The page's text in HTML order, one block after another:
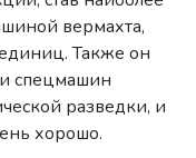
вермахта,
Также он
спецмашин
разведки, и
хорошо.